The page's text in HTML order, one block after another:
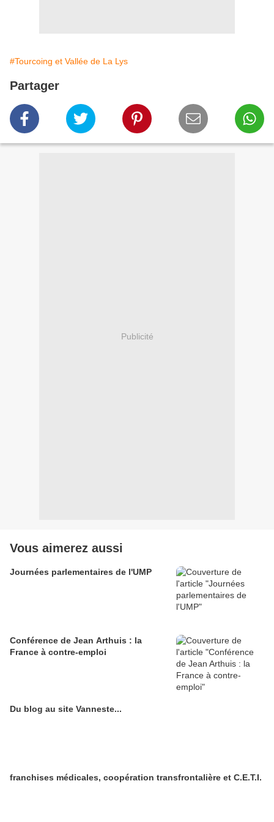
#Tourcoing et Vallée de La Lys
Partager
Publicité
Vous aimerez aussi
Journées parlementaires de l'UMP
Conférence de Jean Arthuis : la
France à contre-emploi
Du blog au site Vanneste...
franchises médicales, coopération transfrontalière et C.E.T.I.